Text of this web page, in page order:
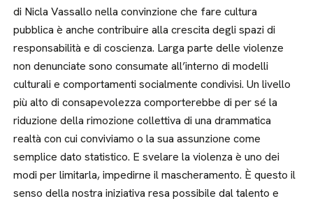
di Nicla Vassallo nella convinzione che fare cultura
pubblica è anche contribuire alla crescita degli spazi di
responsabilità e di coscienza. Larga parte delle violenze
non denunciate sono consumate all’interno di modelli
culturali e comportamenti socialmente condivisi. Un livello
più alto di consapevolezza comporterebbe di per sé la
riduzione della rimozione collettiva di una drammatica
realtà con cui conviviamo o la sua assunzione come
semplice dato statistico. E svelare la violenza è uno dei
modi per limitarla, impedirne il mascheramento. È questo il
senso della nostra iniziativa resa possibile dal talento e